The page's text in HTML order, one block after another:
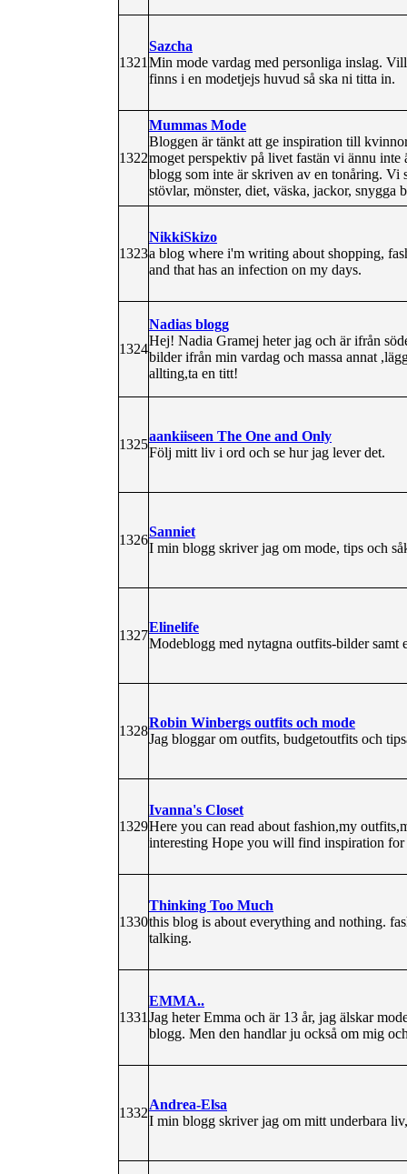
1321
Sazcha
Min mode vardag med personliga inslag.
finns i en modetjejs huvud så ska ni titta in.
1322
Mummas Mode
Bloggen är tänkt att ge inspiration till
moget perspektiv på livet fastän vi ännu
blogg som inte är skriven av en tonåring.
stövlar, mönster, diet, väska, jackor, snygga
1323
NikkiSkizo
a blog where i'm writing about shopping,
and that has an infection on my days.
1324
Nadias blogg
Hej! Nadia Gramej heter jag och är ifrån
bilder ifrån min vardag och massa annat
allting,ta en titt!
1325
aankiiseen The One and Only
Följ mitt liv i ord och se hur jag lever det.
1326
Sanniet
I min blogg skriver jag om mode, tips och
1327
Elinelife
Modeblogg med nytagna outfits-bilder samt
1328
Robin Winbergs outfits och mode
Jag bloggar om outfits, budgetoutfits och
1329
Ivanna's Closet
Here you can read about fashion,my
interesting Hope you will find inspiration
1330
Thinking Too Much
this blog is about everything and nothing.
talking.
1331
EMMA..
Jag heter Emma och är 13 år, jag älskar
blogg. Men den handlar ju också om mig
1332
Andrea-Elsa
I min blogg skriver jag om mitt underbara